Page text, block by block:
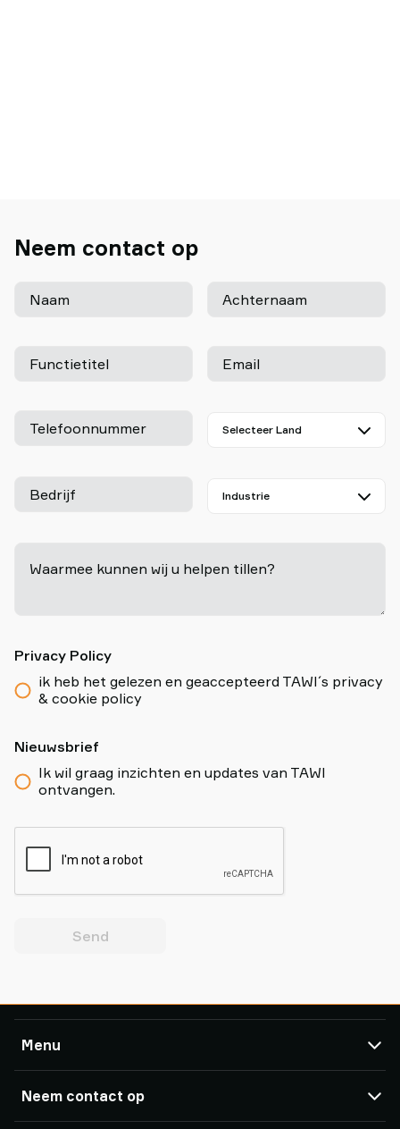
Neem contact op
Naam Achternaam
Functietitel Email
Telefoonnummer
Bedrijf
Waarmee kunnen wij u helpen tillen?
Privacy Policy
ik heb het gelezen en geaccepteerd TAWI´s privacy
& cookie policy
Nieuwsbrief
Ik wil graag inzichten en updates van TAWI
ontvangen.
Send
Menu
Producten
Neem contact op